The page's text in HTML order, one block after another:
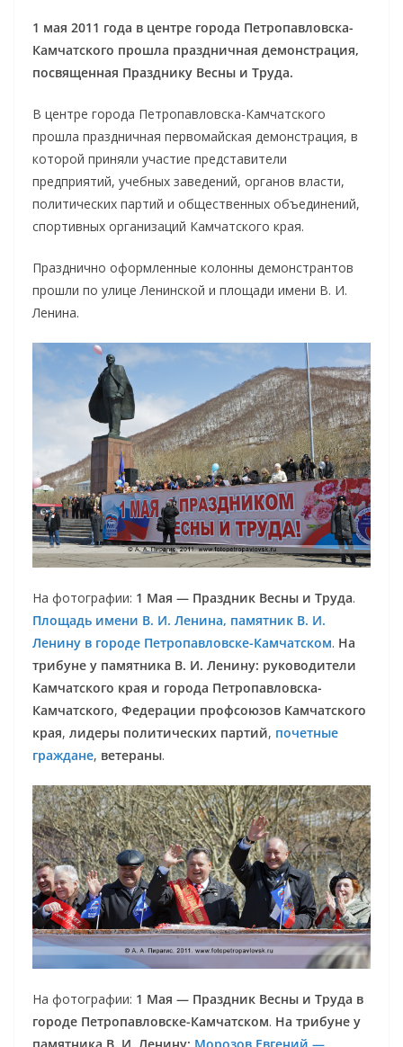
1 мая 2011 года в центре города Петропавловска-
Камчатского прошла праздничная демонстрация,
посвященная Празднику Весны и Труда.
В центре города Петропавловска-Камчатского
прошла праздничная первомайская демонстрация, в
которой приняли участие представители
предприятий, учебных заведений, органов власти,
политических партий и общественных объединений,
спортивных организаций Камчатского края.
Празднично оформленные колонны демонстрантов
прошли по улице Ленинской и площади имени В. И.
Ленина.
На фотографии: 1 Мая — Праздник Весны и Труда.
Площадь имени В. И. Ленина, памятник В. И.
Ленину в городе Петропавловске-Камчатском. На
трибуне у памятника В. И. Ленину: руководители
Камчатского края и города Петропавловска-
Камчатского, Федерации профсоюзов Камчатского
края, лидеры политических партий, почетные
граждане, ветераны.
На фотографии: 1 Мая — Праздник Весны и Труда в
городе Петропавловске-Камчатском. На трибуне у